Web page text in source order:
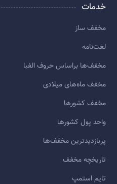
خدمات
مخفف ساز
لغت‌نامه
مخفف‌ها براساس حروف الفبا
مخفف ماه‌های میلادی
مخفف کشورها
واحد پول کشورها
پربازديدترين مخفف‌ها
تاريخچه مخفف
تایم استمپ